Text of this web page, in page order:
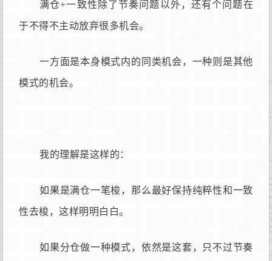
满仓+一致性除了节奏问题以外，还有个问题在
于不得不主动放弃很多机会。
一方面是本身模式内的同类机会，一种则是其他
模式的机会。
我的理解是这样的：
如果是满仓一笔梭，那么最好保持纯粹性和一致
性去梭，这样明明白白。
如果分仓做一种模式，依然是这套，只不过节奏